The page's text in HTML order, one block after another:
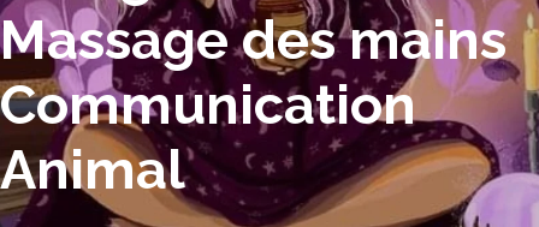
Massage des mains
Communication
Animal